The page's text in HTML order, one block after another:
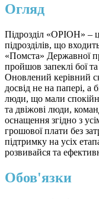
Огляд
Підрозділ «ОРІОН» –
підрозділів, що
«Помста» Державної
пройшов запеклі бої
Оновлений керівний
досвід не на папері, а
люди, що мали
та двіжові люди,
оснащення згідно з
грошової плати без
підтримку на усіх
розвивайся та
Обов'язки